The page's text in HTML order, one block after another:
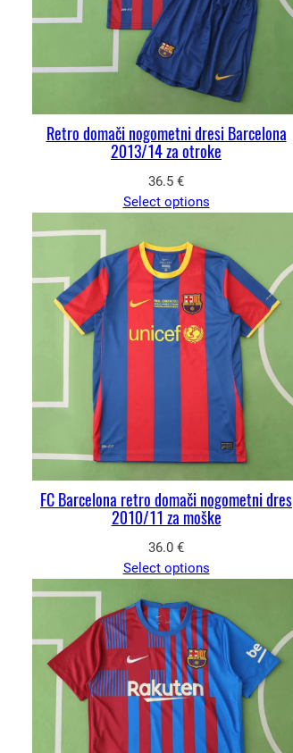
Retro domači nogometni dresi Barcelona
2013/14 za otroke
36.5 €
Select options
FC Barcelona retro domači nogometni dres
2010/11 za moške
36.0 €
Select options